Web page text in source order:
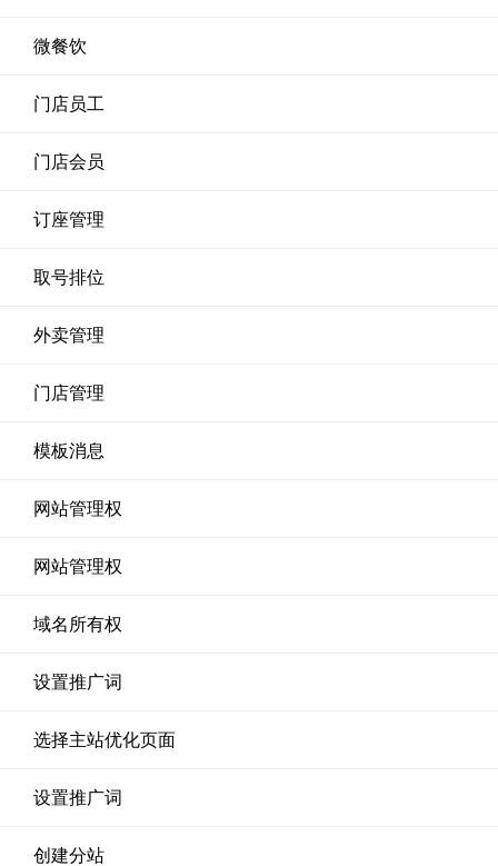
微餐饮
门店员工
门店会员
订座管理
取号排位
外卖管理
门店管理
模板消息
网站管理权
网站管理权
域名所有权
设置推广词
选择主站优化页面
设置推广词
创建分站